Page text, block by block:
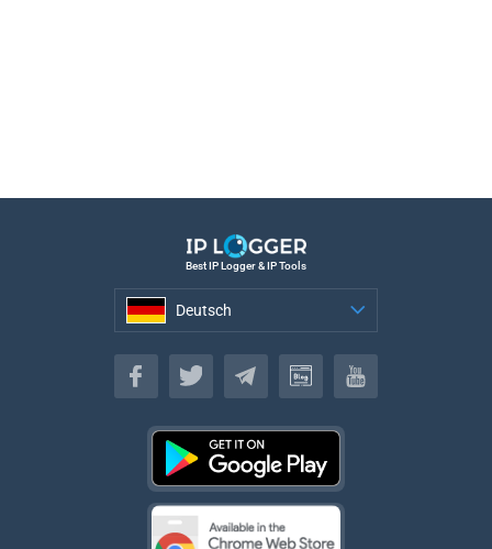
Best IP Logger & IP Tools
Deutsch
Deutsch